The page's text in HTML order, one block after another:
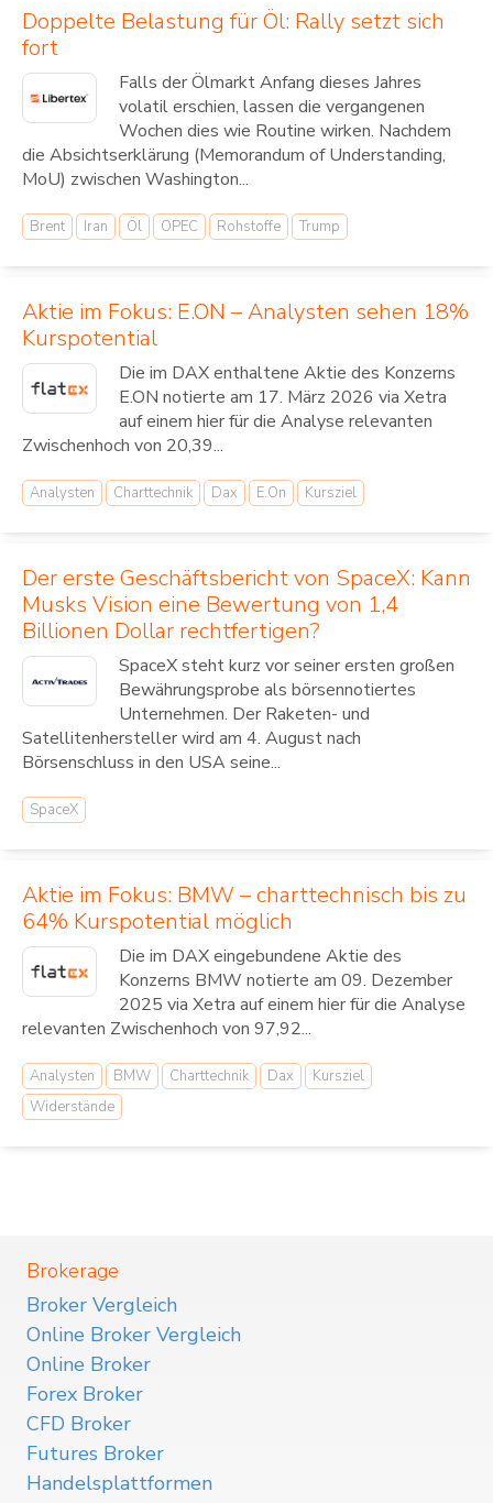
Doppelte Belastung für Öl: Rally setzt sich
fort
Falls der Ölmarkt Anfang dieses Jahres
volatil erschien, lassen die vergangenen
Wochen dies wie Routine wirken. Nachdem
die Absichtserklärung (Memorandum of Understanding,
MoU) zwischen Washington...
Brent Iran Öl OPEC Rohstoffe Trump
Aktie im Fokus: E.ON – Analysten sehen 18%
Kurspotential
Die im DAX enthaltene Aktie des Konzerns
E.ON notierte am 17. März 2026 via Xetra
auf einem hier für die Analyse relevanten
Zwischenhoch von 20,39...
Analysten Charttechnik Dax E.On Kursziel
Der erste Geschäftsbericht von SpaceX: Kann
Musks Vision eine Bewertung von 1,4
Billionen Dollar rechtfertigen?
SpaceX steht kurz vor seiner ersten großen
Bewährungsprobe als börsennotiertes
Unternehmen. Der Raketen- und
Satellitenhersteller wird am 4. August nach
Börsenschluss in den USA seine...
SpaceX
Aktie im Fokus: BMW – charttechnisch bis zu
64% Kurspotential möglich
Die im DAX eingebundene Aktie des
Konzerns BMW notierte am 09. Dezember
2025 via Xetra auf einem hier für die Analyse
relevanten Zwischenhoch von 97,92...
Analysten BMW Charttechnik Dax
Kursziel
Widerstände
Brokerage
Broker Vergleich
Online Broker Vergleich
Online Broker
Forex Broker
CFD Broker
Futures Broker
Handelsplattformen